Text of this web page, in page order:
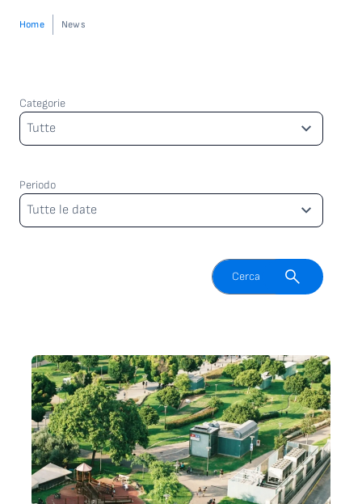
Home News
Categorie
Categorie
Tutte
Periodo
Periodo
Tutte le date
Attiva il campo di ricerca